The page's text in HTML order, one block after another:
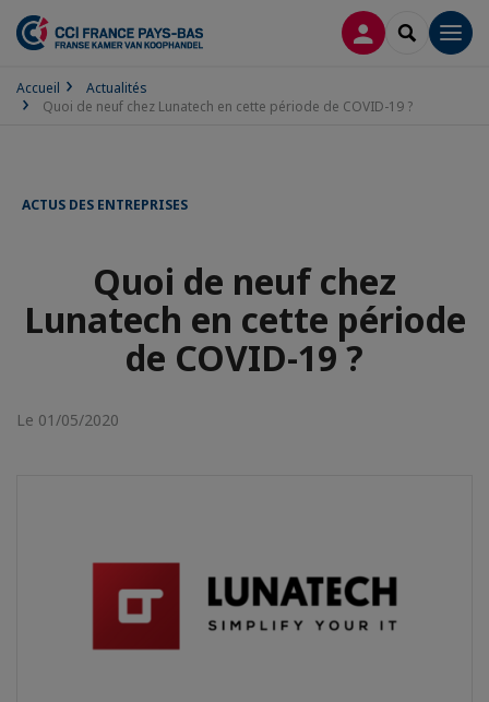
CONNEXION
Accueil
Actualités
Quoi de neuf chez Lunatech en cette période de COVID-19 ?
ACTUS DES ENTREPRISES
Quoi de neuf chez
Lunatech en cette période
de COVID-19 ?
Le 01/05/2020